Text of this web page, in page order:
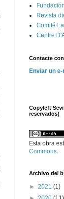
Revista
Comité
Centre
Contacte
Enviar un e-
Copyleft
reservados)
Esta obra
Commons.
Archivo del
► 2021 (1)